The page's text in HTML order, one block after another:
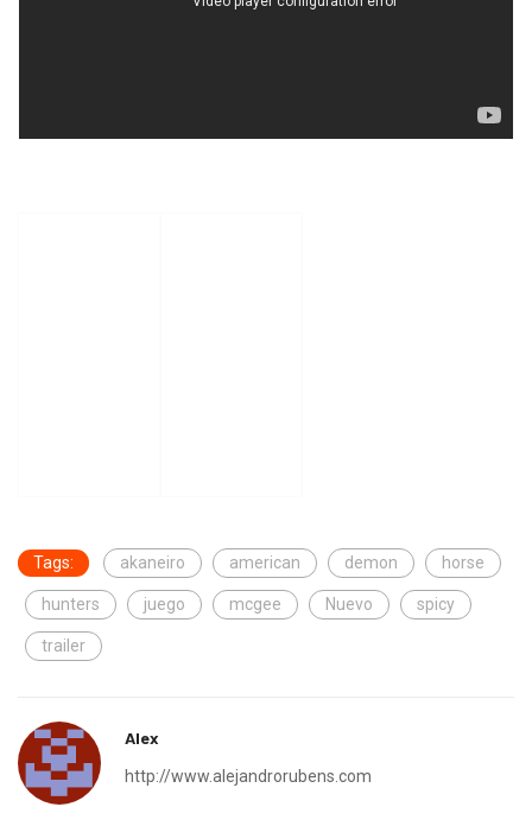
Tags: akaneiro american demon horse
hunters juego mcgee Nuevo spicy
trailer
Alex
http://www.alejandrorubens.com